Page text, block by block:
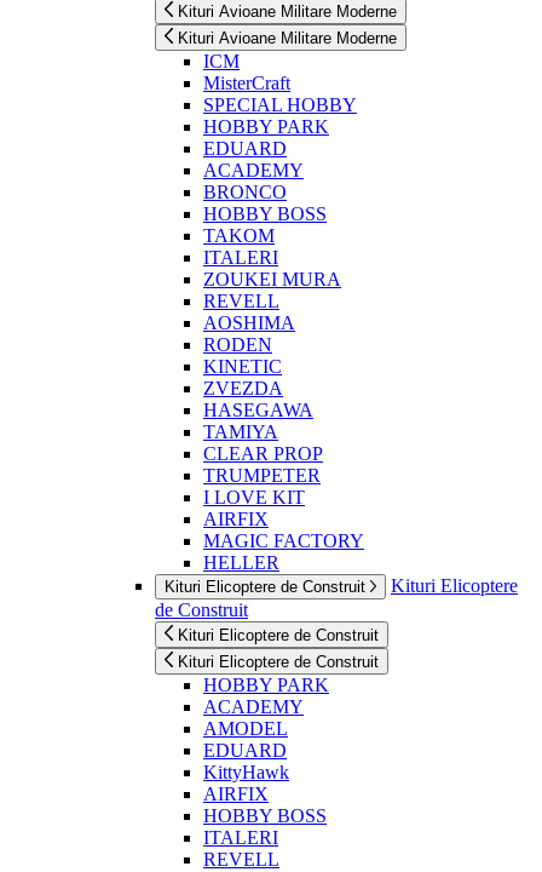
Kituri Avioane Militare Moderne
Kituri Avioane Militare Moderne
ICM
MisterCraft
SPECIAL HOBBY
HOBBY PARK
EDUARD
ACADEMY
BRONCO
HOBBY BOSS
TAKOM
ITALERI
ZOUKEI MURA
REVELL
AOSHIMA
RODEN
KINETIC
ZVEZDA
HASEGAWA
TAMIYA
CLEAR PROP
TRUMPETER
I LOVE KIT
AIRFIX
MAGIC FACTORY
HELLER
Kituri Elicoptere de Construit
Kituri Elicoptere
de Construit
Kituri Elicoptere de Construit
Kituri Elicoptere de Construit
HOBBY PARK
ACADEMY
AMODEL
EDUARD
KittyHawk
AIRFIX
HOBBY BOSS
ITALERI
REVELL